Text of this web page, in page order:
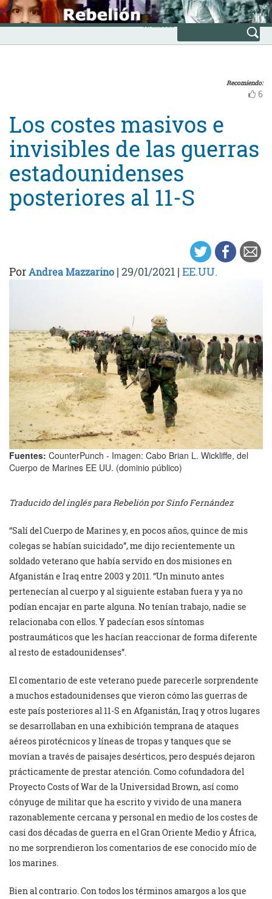
Skip
to
content
INICIO
Avanzada
Recomiendo:
6
Los costes masivos e
invisibles de las guerras
estadounidenses
posteriores al 11-S
PorAndrea Mazzarino | 29/01/2021 | EE.UU.
Fuentes: CounterPunch - Imagen: Cabo Brian L. Wickliffe, del
Cuerpo de Marines EE UU. (dominio público)
Traducido del inglés para Rebelión por Sinfo Fernández
“Salí del Cuerpo de Marines y, en pocos años, quince de mis
colegas se habían suicidado”, me dijo recientemente un
soldado veterano que había servido en dos misiones en
Afganistán e Iraq entre 2003 y 2011. “Un minuto antes
pertenecían al cuerpo y al siguiente estaban fuera y ya no
podían encajar en parte alguna. No tenían trabajo, nadie se
relacionaba con ellos. Y padecían esos síntomas
postraumáticos que les hacían reaccionar de forma diferente
al resto de estadounidenses”.
El comentario de este veterano puede parecerle sorprendente
a muchos estadounidenses que vieron cómo las guerras de
este país posteriores al 11-S en Afganistán, Iraq y otros lugares
se desarrollaban en una exhibición temprana de ataques
aéreos pirotécnicos y líneas de tropas y tanques que se
movían a través de paisajes desérticos, pero después dejaron
prácticamente de prestar atención. Como cofundadora del
Proyecto Costs of War de la Universidad Brown, así como
cónyuge de militar que ha escrito y vivido de una manera
razonablemente cercana y personal en medio de los costes de
casi dos décadas de guerra en el Gran Oriente Medio y África,
no me sorprendieron los comentarios de ese conocido mío de
los marines.
Bien al contrario. Con todos los términos amargos a los que